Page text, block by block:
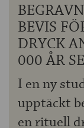
BEVIS
DRYCK
000 ÅR
I en ny
upptäckt
en rituell